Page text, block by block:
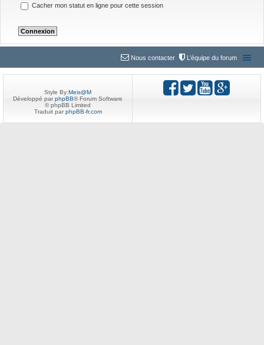
Cacher mon statut en ligne pour cette session
L’équipe du forum
Nous contacter
Style By:Meis@M
Développé parphpBB® Forum Software
© phpBB Limited
Traduit parphpBB-fr.com